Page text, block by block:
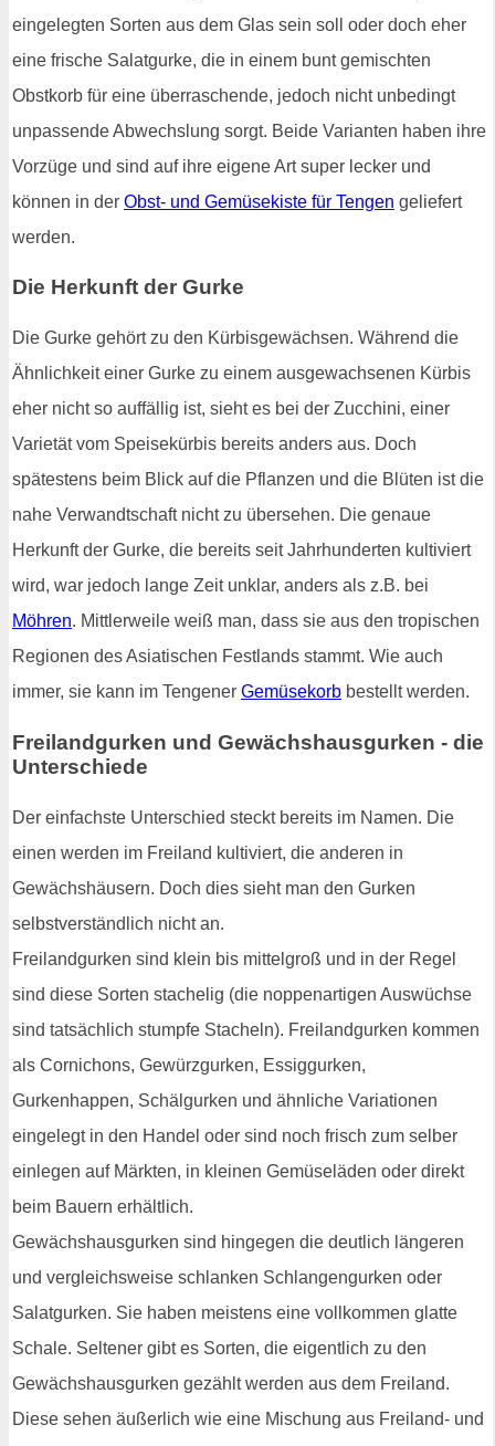
eingelegten Sorten aus dem Glas sein soll oder doch eher
eine frische Salatgurke, die in einem bunt gemischten
Obstkorb für eine überraschende, jedoch nicht unbedingt
unpassende Abwechslung sorgt. Beide Varianten haben ihre
Vorzüge und sind auf ihre eigene Art super lecker und
können in der Obst- und Gemüsekiste für Tengen geliefert
werden.
Die Herkunft der Gurke
Die Gurke gehört zu den Kürbisgewächsen. Während die
Ähnlichkeit einer Gurke zu einem ausgewachsenen Kürbis
eher nicht so auffällig ist, sieht es bei der Zucchini, einer
Varietät vom Speisekürbis bereits anders aus. Doch
spätestens beim Blick auf die Pflanzen und die Blüten ist die
nahe Verwandtschaft nicht zu übersehen. Die genaue
Herkunft der Gurke, die bereits seit Jahrhunderten kultiviert
wird, war jedoch lange Zeit unklar, anders als z.B. bei
Möhren. Mittlerweile weiß man, dass sie aus den tropischen
Regionen des Asiatischen Festlands stammt. Wie auch
immer, sie kann im Tengener Gemüsekorb bestellt werden.
Freilandgurken und Gewächshausgurken - die
Unterschiede
Der einfachste Unterschied steckt bereits im Namen. Die
einen werden im Freiland kultiviert, die anderen in
Gewächshäusern. Doch dies sieht man den Gurken
selbstverständlich nicht an.
Freilandgurken sind klein bis mittelgroß und in der Regel
sind diese Sorten stachelig (die noppenartigen Auswüchse
sind tatsächlich stumpfe Stacheln). Freilandgurken kommen
als Cornichons, Gewürzgurken, Essiggurken,
Gurkenhappen, Schälgurken und ähnliche Variationen
eingelegt in den Handel oder sind noch frisch zum selber
einlegen auf Märkten, in kleinen Gemüseläden oder direkt
beim Bauern erhältlich.
Gewächshausgurken sind hingegen die deutlich längeren
und vergleichsweise schlanken Schlangengurken oder
Salatgurken. Sie haben meistens eine vollkommen glatte
Schale. Seltener gibt es Sorten, die eigentlich zu den
Gewächshausgurken gezählt werden aus dem Freiland.
Diese sehen äußerlich wie eine Mischung aus Freiland- und